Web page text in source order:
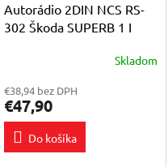
Autorádio 2DIN NCS RS-
302 Škoda SUPERB 1 I
Skladom
€38,94 bez DPH
€47,90
Do košíka